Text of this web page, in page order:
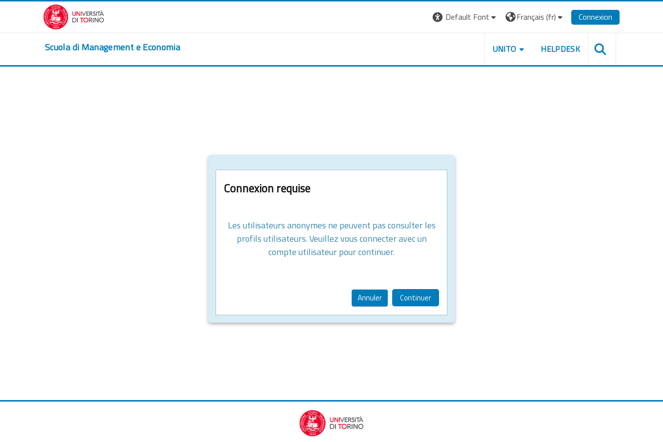
Passer au contenu principal
Default Font
Français ‎(fr)‎ Connexion
Scuola di Management e Economia UNITO HELPDESK
Connexion requise
Les utilisateurs anonymes ne peuvent pas consulter les
profils utilisateurs. Veuillez vous connecter avec un
compte utilisateur pour continuer.
Annuler Continuer